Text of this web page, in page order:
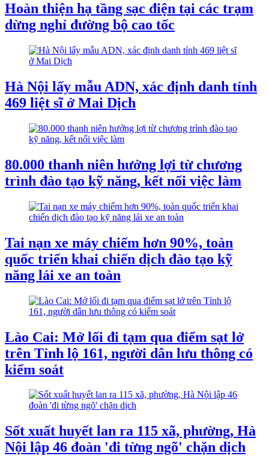
Hoàn thiện hạ tầng sạc điện tại các trạm
dừng nghỉ đường bộ cao tốc
Hà Nội lấy mẫu ADN, xác định danh tính
469 liệt sĩ ở Mai Dịch
80.000 thanh niên hưởng lợi từ chương
trình đào tạo kỹ năng, kết nối việc làm
Tai nạn xe máy chiếm hơn 90%, toàn
quốc triển khai chiến dịch đào tạo kỹ
năng lái xe an toàn
Lào Cai: Mở lối đi tạm qua điểm sạt lở
trên Tỉnh lộ 161, người dân lưu thông có
kiểm soát
Sốt xuất huyết lan ra 115 xã, phường, Hà
Nội lập 46 đoàn 'đi từng ngõ' chặn dịch